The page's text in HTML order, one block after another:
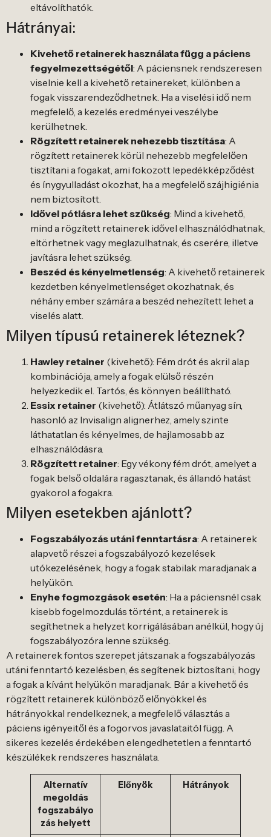
eltávolíthatók.
Hátrányai:
Kivehető retainerek használata függ a páciens
fegyelmezettségétől: A páciensnek rendszeresen
viselnie kell a kivehető retainereket, különben a
fogak visszarendeződhetnek. Ha a viselési idő nem
megfelelő, a kezelés eredményei veszélybe
kerülhetnek.
Rögzített retainerek nehezebb tisztítása: A
rögzített retainerek körül nehezebb megfelelően
tisztítani a fogakat, ami fokozott lepedékképződést
és ínygyulladást okozhat, ha a megfelelő szájhigiénia
nem biztosított.
Idővel pótlásra lehet szükség: Mind a kivehető,
mind a rögzített retainerek idővel elhasználódhatnak,
eltörhetnek vagy meglazulhatnak, és cserére, illetve
javításra lehet szükség.
Beszéd és kényelmetlenség: A kivehető retainerek
kezdetben kényelmetlenséget okozhatnak, és
néhány ember számára a beszéd nehezített lehet a
viselés alatt.
Milyen típusú retainerek léteznek?
Hawley retainer (kivehető): Fém drót és akril alap
kombinációja, amely a fogak elülső részén
helyezkedik el. Tartós, és könnyen beállítható.
Essix retainer (kivehető): Átlátszó műanyag sín,
hasonló az Invisalign alignerhez, amely szinte
láthatatlan és kényelmes, de hajlamosabb az
elhasználódásra.
Rögzített retainer: Egy vékony fém drót, amelyet a
fogak belső oldalára ragasztanak, és állandó hatást
gyakorol a fogakra.
Milyen esetekben ajánlott?
Fogszabályozás utáni fenntartásra: A retainerek
alapvető részei a fogszabályozó kezelések
utókezelésének, hogy a fogak stabilak maradjanak a
helyükön.
Enyhe fogmozgások esetén: Ha a páciensnél csak
kisebb fogelmozdulás történt, a retainerek is
segíthetnek a helyzet korrigálásában anélkül, hogy új
fogszabályozóra lenne szükség.
A retainerek fontos szerepet játszanak a fogszabályozás
utáni fenntartó kezelésben, és segítenek biztosítani, hogy
a fogak a kívánt helyükön maradjanak. Bár a kivehető és
rögzített retainerek különböző előnyökkel és
hátrányokkal rendelkeznek, a megfelelő választás a
páciens igényeitől és a fogorvos javaslataitól függ. A
sikeres kezelés érdekében elengedhetetlen a fenntartó
készülékek rendszeres használata.
Alternatív
megoldás
fogszabályo
zás helyett
Előnyök Hátrányok